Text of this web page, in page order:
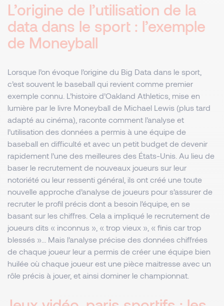
L’origine de l’utilisation de la
data dans le sport : l’exemple
de Moneyball
Lorsque l’on évoque l’origine du Big Data dans le sport,
c’est souvent le baseball qui revient comme premier
exemple connu. L’histoire d’Oakland Athletics, mise en
lumière par le livre Moneyball de Michael Lewis (plus tard
adapté au cinéma), raconte comment l’analyse et
l’utilisation des données a permis à une équipe de
baseball en difficulté et avec un petit budget de devenir
rapidement l’une des meilleures des États-Unis. Au lieu de
baser le recrutement de nouveaux joueurs sur leur
notoriété ou leur ressenti général, ils ont créé une toute
nouvelle approche d’analyse de joueurs pour s’assurer de
recruter le profil précis dont a besoin l’équipe, en se
basant sur les chiffres. Cela a impliqué le recrutement de
joueurs dits « inconnus », « trop vieux », « finis car trop
blessés »… Mais l’analyse précise des données chiffrées
de chaque joueur leur a permis de créer une équipe bien
huilée où chaque joueur est une pièce maitresse avec un
rôle précis à jouer, et ainsi dominer le championnat.